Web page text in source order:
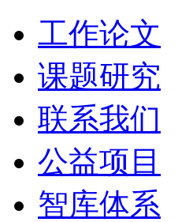
工作论文
课题研究
联系我们
公益项目
智库体系